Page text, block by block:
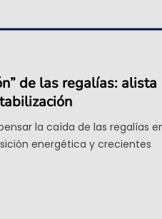
de las regalías: alista
la caída de las regalías
energética y crecientes